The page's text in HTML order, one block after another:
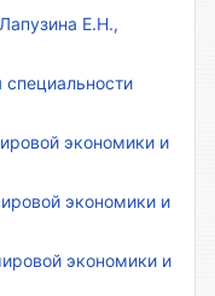
Е.Н.,
экономики и
экономики и
экономики и